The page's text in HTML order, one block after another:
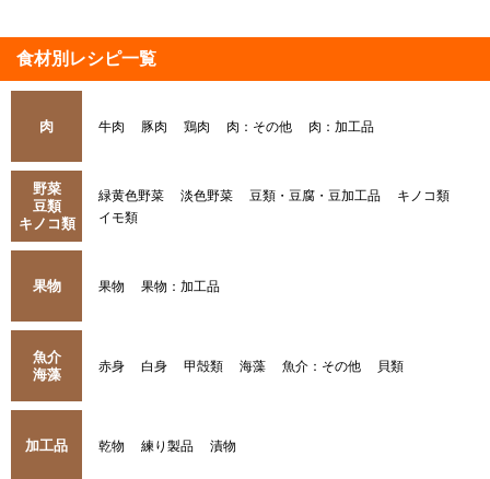
食材別レシピ一覧
肉 牛肉 豚肉 鶏肉 肉：その他 肉：加工品
野菜
豆類
キノコ類
緑黄色野菜 淡色野菜 豆類・豆腐・豆加工品
キノコ類
イモ類
果物 果物 果物：加工品
魚介
海藻
赤身 白身 甲殻類 海藻 魚介：その他 貝類
加工品 乾物 練り製品 漬物